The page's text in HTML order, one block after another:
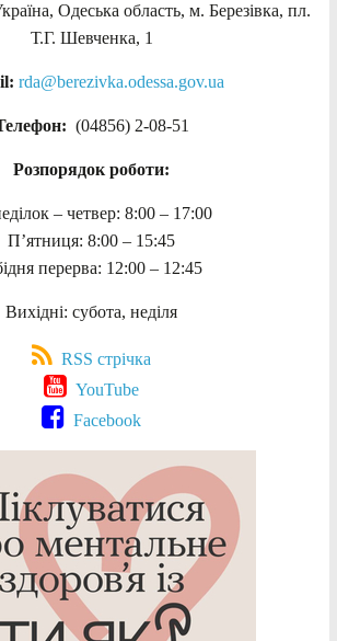
Одеська область, м. Березівка, пл.
Т.Г. Шевченка, 1
rda@berezivka.odessa.gov.ua
(04856) 2-08-51
Розпорядок роботи:
– четвер: 8:00 – 17:00
П’ятниця: 8:00 – 15:45
перерва: 12:00 – 12:45
Вихідні: субота, неділя
RSS стрічка
YouTube
Facebook